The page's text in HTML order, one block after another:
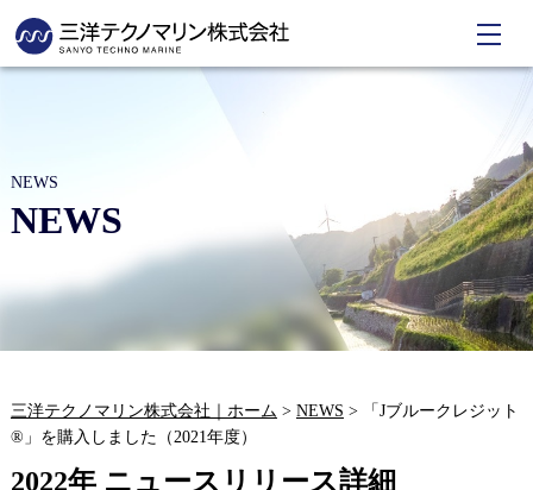
NEWS
NEWS
三洋テクノマリン株式会社｜ホーム > NEWS >
「Jブルークレジット
®」を購入しました（2021年度）
2022年 ニュースリリース詳細